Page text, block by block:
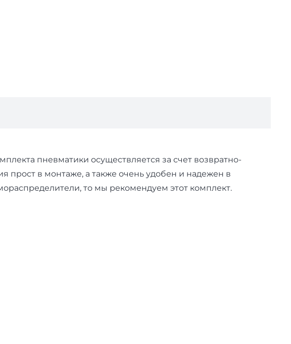
пневматики осуществляется за счет возвратно-
в монтаже, а также очень удобен и надежен в
то мы рекомендуем этот комплект.